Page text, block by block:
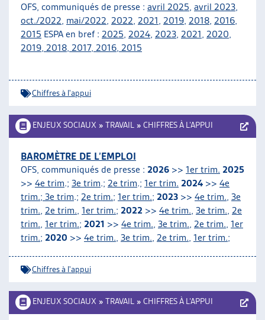
OFS, communiqués de presse : avril 2025, avril 2023,
oct./2022, mai/2022, 2022, 2021, 2019, 2018, 2016,
2015 ESPA en bref : 2025, 2024, 2023, 2021, 2020,
2019, 2018, 2017, 2016, 2015
Chiffres à l'appui
ENJEUX SOCIAUX » TRAVAIL » CHIFFRES À L’APPUI
BAROMÈTRE DE L’EMPLOI
OFS, communiqués de presse : 2026 >> 1er trim. 2025
>> 4e trim.; 3e trim.; 2e trim.; 1er trim. 2024 >> 4e
trim.; 3e trim.; 2e trim.; 1er trim.; 2023 >> 4e trim., 3e
trim., 2e trim., 1er trim.; 2022 >> 4e trim., 3e trim., 2e
trim., 1er trim.; 2021 >> 4e trim., 3e trim., 2e trim., 1er
trim.; 2020 >> 4e trim., 3e trim., 2e trim., 1er trim.;
Chiffres à l'appui
ENJEUX SOCIAUX » TRAVAIL » CHIFFRES À L’APPUI